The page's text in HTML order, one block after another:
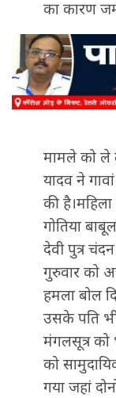
का कारण
मामले को ले
यादव ने
की
गोतिया
देवी पुत्र
गुरुवार को
हमला बोल
उसके पति
मंगलसूत्र को
को
गया जहां